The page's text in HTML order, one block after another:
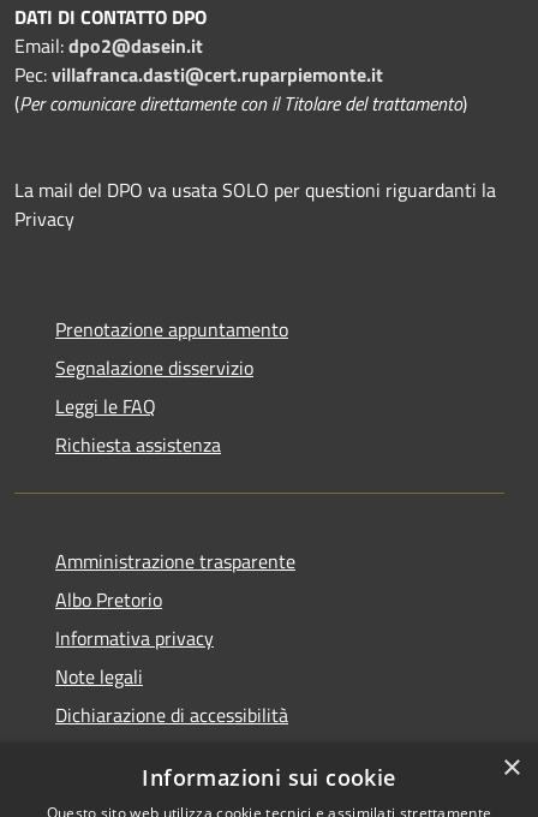
DATI DI CONTATTO DPO
Email:dpo2@dasein.it
Pec:villafranca.dasti@cert.ruparpiemonte.it
(Per comunicare direttamente con il Titolare del trattamento)
La mail del DPO va usata SOLO per questioni riguardanti la
Privacy
Prenotazione appuntamento
Segnalazione disservizio
Leggi le FAQ
Richiesta assistenza
Amministrazione trasparente
Albo Pretorio
Informativa privacy
Note legali
Dichiarazione di accessibilità
×
Informazioni sui cookie
Questo sito web utilizza cookie tecnici e assimilati strettamente